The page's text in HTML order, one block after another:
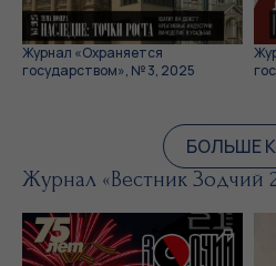
Журнал «Охраняется
государством», № 3, 2025
БОЛЬШЕ
Журнал «Вестник Зодчий